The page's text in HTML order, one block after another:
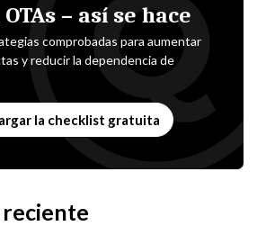
– así se hace
comprobadas para aumentar
y reducir la dependencia de
la checklist gratuita